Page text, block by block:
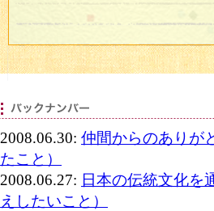
2008.06.30: 仲間からのありが
たこと）
2008.06.27: 日本の伝統文化
えしたいこと）